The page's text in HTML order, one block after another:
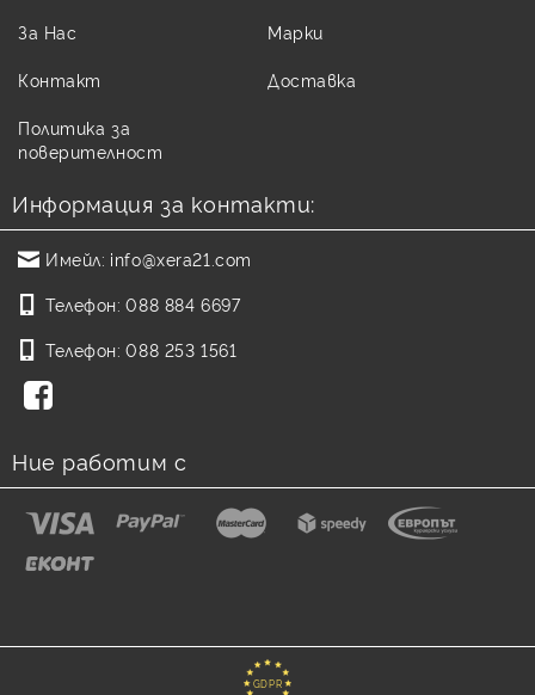
За Нас
Контакт
Политика за
поверителност
Марки
Доставка
Информация за контакти:
Имейл: info@xera21.com
Телефон: 088 884 6697
Телефон: 088 253 1561
Ние работим с
GDPR